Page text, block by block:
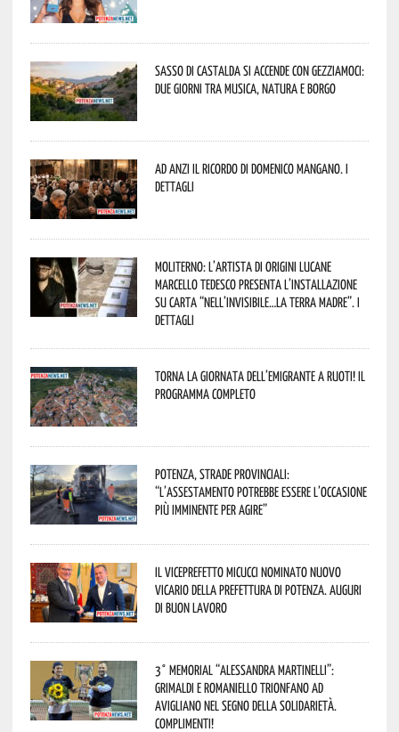
Sasso di Castalda si accende con Gezziamoci:
due giorni tra musica, natura e borgo
Ad Anzi il ricordo di Domenico Mangano. I
dettagli
Moliterno: l’artista di origini lucane
Marcello Tedesco presenta l’installazione
su carta “Nell’invisibile…la terra madre”. I
dettagli
Torna la Giornata dell’Emigrante a Ruoti! Il
programma completo
Potenza, strade provinciali:
“L’assestamento potrebbe essere l’occasione
più imminente per agire”
Il Viceprefetto Micucci nominato nuovo
Vicario della Prefettura di Potenza. Auguri
di buon lavoro
3° Memorial “Alessandra Martinelli”:
Grimaldi e Romaniello trionfano ad
Avigliano nel segno della solidarietà.
Complimenti!